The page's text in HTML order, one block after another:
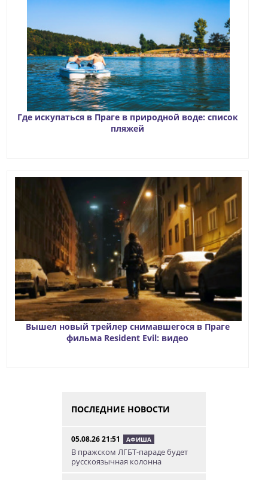
Где искупаться в Праге в природной воде: список
пляжей
Вышел новый трейлер снимавшегося в Праге
фильма Resident Evil: видео
ПОСЛЕДНИЕ НОВОСТИ
05.08.26 21:51 АФИША
В пражском ЛГБТ-параде будет
русскоязычная колонна